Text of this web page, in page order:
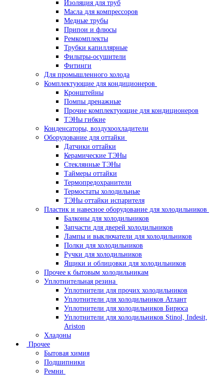
Изоляция для труб
Масла для компрессоров
Медные трубы
Припои и флюсы
Ремкомплекты
Трубки капиллярные
Фильтры-осушители
Фитинги
Для промышленного холода
Комплектующие для кондиционеров
Кронштейны
Помпы дренажные
Прочие комплектующие для кондиционеров
ТЭНы гибкие
Конденсаторы, воздухоохладители
Оборудование для оттайки
Датчики оттайки
Керамические ТЭНы
Стеклянные ТЭНы
Таймеры оттайки
Термопредохранители
Термостаты холодильные
ТЭНы оттайки испарителя
Пластик и навесное оборудование для холодильников
Балконы для холодильников
Запчасти для дверей холодильников
Лампы и выключатели для холодильников
Полки для холодильников
Ручки для холодильников
Ящики и облицовки для холодильников
Прочее к бытовым холодильникам
Уплотнительная резина
Уплотнители для прочих холодильников
Уплотнители для холодильников Атлант
Уплотнители для холодильников Бирюса
Уплотнители для холодильников Stinol, Indesit,
Ariston
Хладоны
Прочее
Бытовая химия
Подшипники
Ремни